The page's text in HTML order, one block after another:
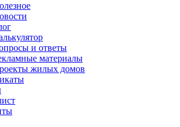
и ответы
материалы
жилых домов